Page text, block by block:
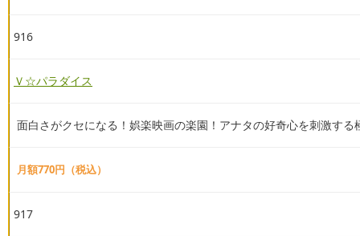
916
Ｖ☆パラダイス
面白さがクセになる！娯楽映画の楽園！アナタの好奇心を刺激する
月額770円（税込）
917